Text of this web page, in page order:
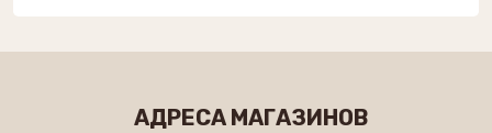
АДРЕСА МАГАЗИНОВ